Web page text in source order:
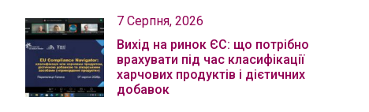
7 Серпня, 2026
Вихід на ринок ЄС: що потрібно
врахувати під час класифікації
харчових продуктів і дієтичних
добавок